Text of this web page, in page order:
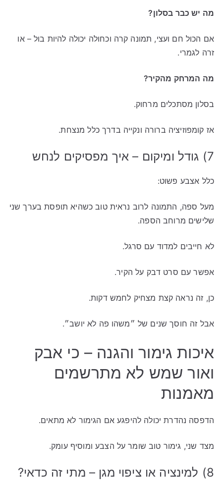
מה יש כבר בסלון?
אם הכול חם ועצי, תמונה קרה וכחולה יכולה להיות בול – או
זרה לגמרי.
מה המרחק מהקיר?
בסלון מסתכלים מרחוק.
אז קומפוזיציה ברורה ונקייה בדרך כלל מנצחת.
7) גודל ומיקום – איך מפסיקים לנחש
כלל אצבע פשוט:
מעל ספה, התמונה לרוב נראית טוב כשהיא תופסת בערך שני
שלישים מרוחב הספה.
לא חייבים למדוד עם סרגל.
אפשר עם סרט דבק על הקיר.
כן, זה נראה קצת מצחיק לחמש דקות.
אבל זה חוסך שנים של ״משהו פה לא יושב״.
איכות גימור והגנה – כי אבק
ואור שמש לא מתרשמים
מאמנות
הדפסה נהדרת יכולה להיפגע אם הגימור לא מתאים.
מצד שני, גימור טוב שומר על הצבע ומוסיף עומק.
8) למינציה או ציפוי מגן – מתי זה כדאי?